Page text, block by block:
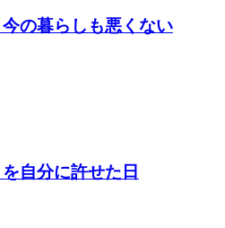
の暮らしも悪くない
自分に許せた日